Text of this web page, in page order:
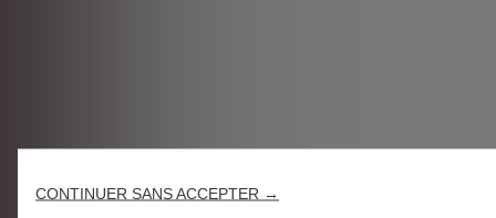
CONTINUER SANS ACCEPTER →